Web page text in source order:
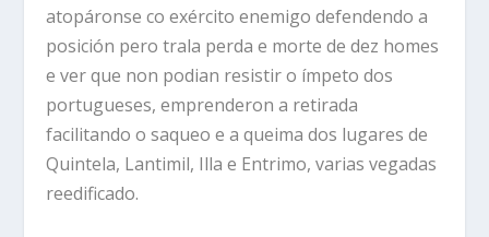
atopáronse co exército enemigo defendendo a
posición pero trala perda e morte de dez homes
e ver que non podian resistir o ímpeto dos
portugueses, emprenderon a retirada
facilitando o saqueo e a queima dos lugares de
Quintela, Lantimil, Illa e Entrimo, varias vegadas
reedificado.